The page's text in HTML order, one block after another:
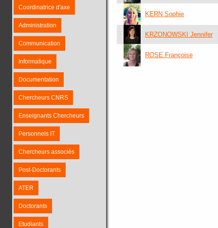
Coordinatrice d'axe
Administration
Communication
Informatique
Documentation
Chercheurs CNRS
Enseignants Chercheurs
Personnels IT
Chercheurs associés
Post-Doctorants
ATER
Doctorants
Etudiants
KERN Sophie
KRZONOWSKI Jennifer
ROSE Françoise